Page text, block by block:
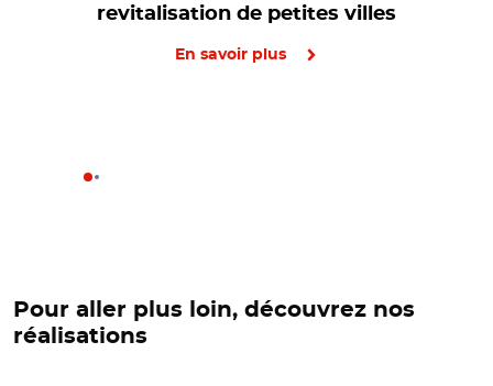
revitalisation de petites villes
En savoir plus
Pour aller plus loin, découvrez nos
réalisations